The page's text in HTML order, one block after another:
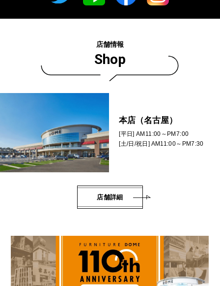
店舗情報
Shop
本店（名古屋）
[平日] AM11:00～PM7:00
[土/日/祝日] AM11:00～PM7:30
店舗詳細